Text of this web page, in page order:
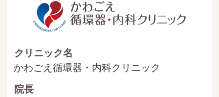
クリニック名
かわごえ循環器・内科クリニック
院長